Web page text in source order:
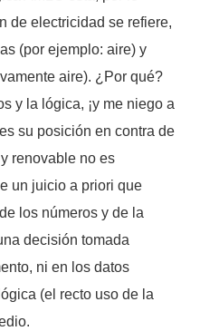
de electricidad se refiere,
(por ejemplo: aire) y
aire). ¿Por qué?
y la lógica, ¡y me niego a
su posición en contra de
renovable no es
un juicio a priori que
los números y de la
decisión tomada
ni en los datos
(el recto uso de la